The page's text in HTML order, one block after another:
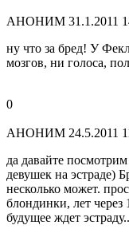
АНОНИМ 31.1.2011
ну что за бред! У
мозгов, ни голоса,
0
АНОНИМ 24.5.2011
да давайте
девушек на эстраде)
несколько может.
блондинки, лет через
будущее ждет